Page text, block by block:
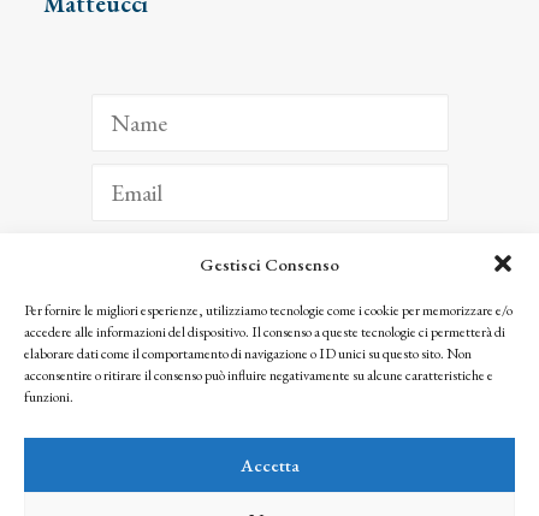
Gestisci Consenso
Per fornire le migliori esperienze, utilizziamo tecnologie come i cookie per memorizzare e/o
accedere alle informazioni del dispositivo. Il consenso a queste tecnologie ci permetterà di
elaborare dati come il comportamento di navigazione o ID unici su questo sito. Non
acconsentire o ritirare il consenso può influire negativamente su alcune caratteristiche e
funzioni.
Accetta
ISCRIVITI
Facendo clic per iscriverti, riconosci che le tue informazioni saranno trattate
seguendo la nostra Privacy Policy
© 2025 Istituto Matteucci. All right reserved
l’autorizzazione scritta dei proprietari dei diritti e dell’Istituto Matteucci